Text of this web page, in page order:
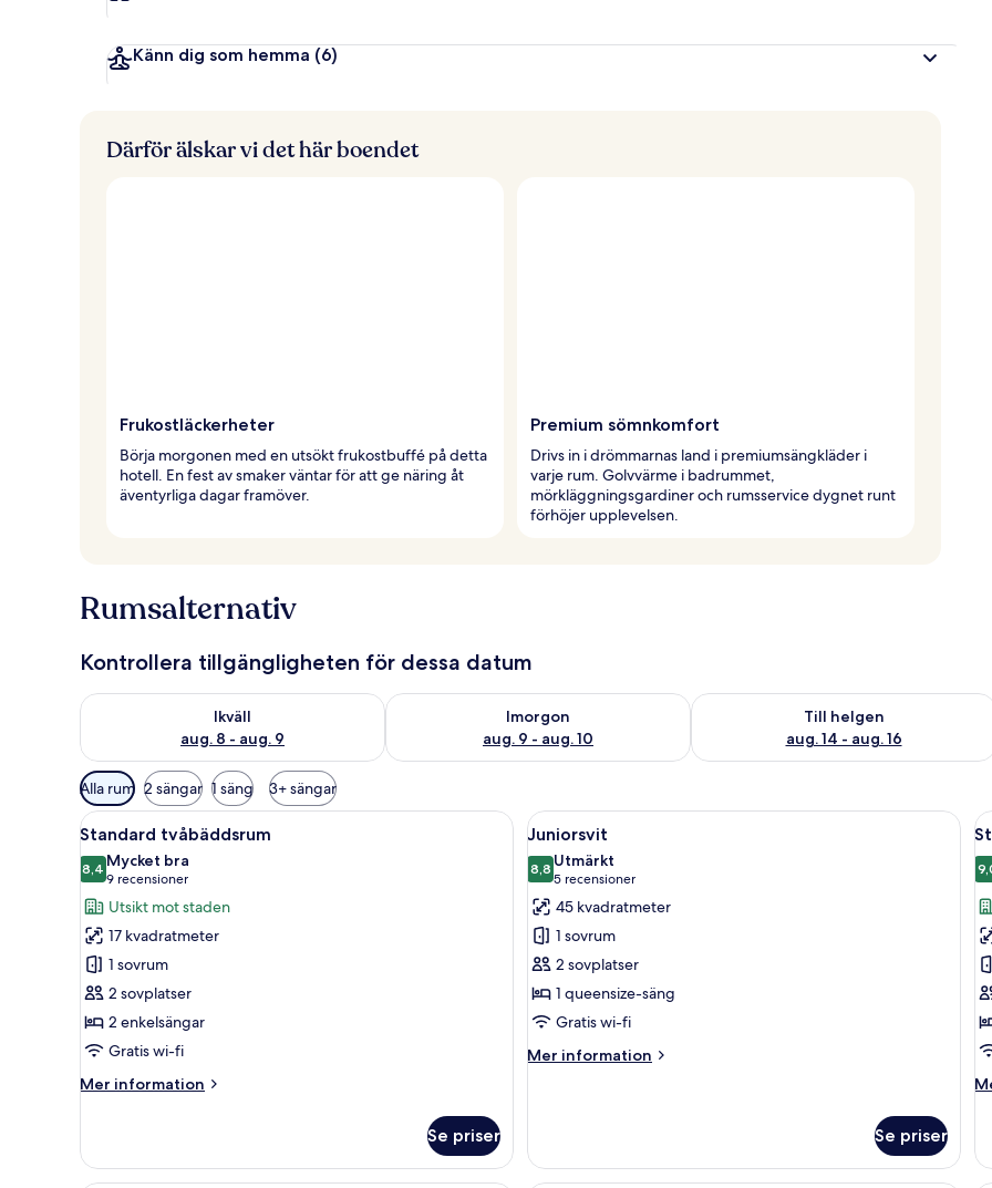
Känn dig som hemma (6)
Därför älskar vi det här boendet
Frukostläckerheter
Börja morgonen med en utsökt frukostbuffé på detta
hotell. En fest av smaker väntar för att ge näring åt
äventyrliga dagar framöver.
Premium sömnkomfort
Drivs in i drömmarnas land i premiumsängkläder i
varje rum. Golvvärme i badrummet,
mörkläggningsgardiner och rumsservice dygnet runt
förhöjer upplevelsen.
Rumsalternativ
Kontrollera tillgängligheten för dessa datum
Ikväll
aug. 8 - aug. 9
Kontrollera tillgängligheten för ikväll aug. 8 - aug. 9
Imorgon
aug. 9 - aug. 10
Kontrollera tillgängligheten för imorgon aug. 9 - aug. 10
Till helgen
aug. 14 - aug. 16
Kontrollera tillgängligheten för den
Tillgängliga
filter
för
rum
Alla rum 2 sängar 1 säng 3+ sängar
Öppna
alla
foton
för
Standard
tvåbäddsrum
Ett hotellrum med två sängar, ett skrivbord, en telefon, en tavla på väggen och ett fönster med gardiner.
7
Standard tvåbäddsrum
8,48,4 av 10
Mycket bra
9 recensioner
(9 recensioner)
Utsikt mot staden
17 kvadratmeter
1 sovrum
2 sovplatser
2 enkelsängar
Gratis wi-fi
Mer information
Mer
tvåbäddsrum
Se priser
Öppna
alla
foton
för
Juniorsvit
En rymlig loftvåning med synliga
8
Juniorsvit
8,88,8 av 10
Utmärkt
5 recensioner
(5 recensioner)
45 kvadratmeter
1 sovrum
2 sovplatser
1 queensize-säng
Gratis wi-fi
Mer information
Mer
Se priser